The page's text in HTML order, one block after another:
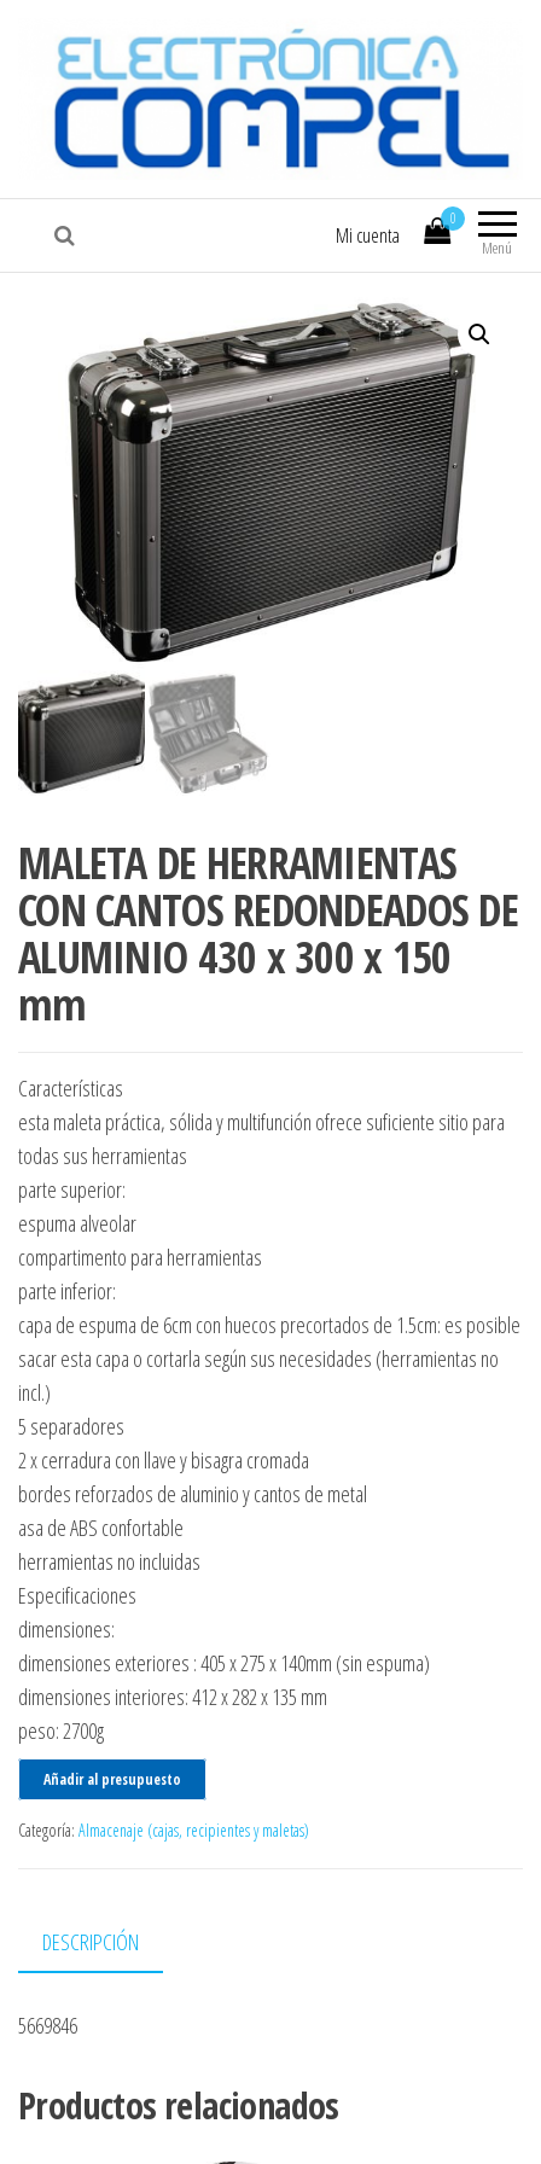
COMPEL Electrónica COMPEL
Menú
0
Mi cuenta
MALETA DE HERRAMIENTAS
CON CANTOS REDONDEADOS DE
ALUMINIO 430 x 300 x 150
mm
Características
esta maleta práctica, sólida y multifunción ofrece suficiente sitio para
todas sus herramientas
parte superior:
espuma alveolar
compartimento para herramientas
parte inferior:
capa de espuma de 6cm con huecos precortados de 1.5cm: es posible
sacar esta capa o cortarla según sus necesidades (herramientas no
incl.)
5 separadores
2 x cerradura con llave y bisagra cromada
bordes reforzados de aluminio y cantos de metal
asa de ABS confortable
herramientas no incluidas
Especificaciones
dimensiones:
dimensiones exteriores : 405 x 275 x 140mm (sin espuma)
dimensiones interiores: 412 x 282 x 135 mm
peso: 2700g
Añadir al presupuesto
Categoría: Almacenaje (cajas, recipientes y maletas)
DESCRIPCIÓN
5669846
Productos relacionados